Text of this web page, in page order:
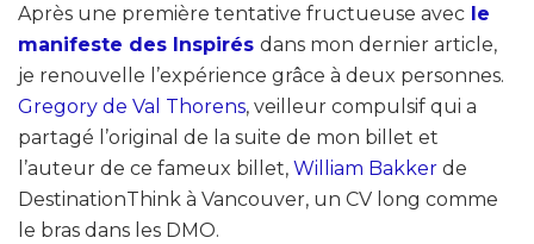
Après une première tentative fructueuse avec le
manifeste des Inspirés dans mon dernier article,
je renouvelle l’expérience grâce à deux personnes.
Gregory de Val Thorens, veilleur compulsif qui a
partagé l’original de la suite de mon billet et
l’auteur de ce fameux billet, William Bakker de
DestinationThink à Vancouver, un CV long comme
le bras dans les DMO.